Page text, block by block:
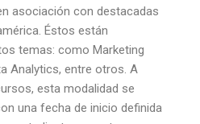
asociación con destacadas
Éstos están
temas: como Marketing
Analytics, entre otros. A
esta modalidad se
una fecha de inicio definida